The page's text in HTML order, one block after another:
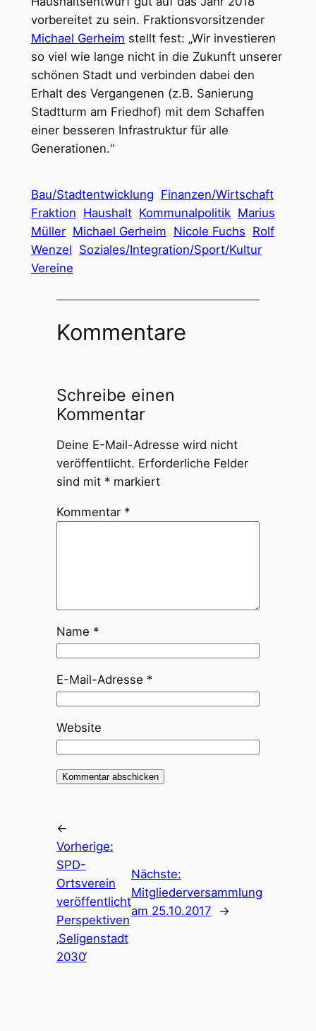
vorbereitet zu sein. Fraktionsvorsitzender
Michael Gerheim stellt fest: „Wir investieren
so viel wie lange nicht in die Zukunft unserer
schönen Stadt und verbinden dabei den
Erhalt des Vergangenen (z.B. Sanierung
Stadtturm am Friedhof) mit dem Schaffen
einer besseren Infrastruktur für alle
Generationen.“
Bau/Stadtentwicklung Finanzen/Wirtschaft
Fraktion Haushalt Kommunalpolitik Marius
Müller Michael Gerheim Nicole Fuchs Rolf
Wenzel Soziales/Integration/Sport/Kultur
Vereine
Kommentare
Schreibe einen
Kommentar
Deine E-Mail-Adresse wird nicht
veröffentlicht. Erforderliche Felder
sind mit *markiert
Kommentar *
Name *
E-Mail-Adresse *
Website
←
Vorherige:
SPD-
Ortsverein
veröffentlicht
Perspektiven
‚Seligenstadt
2030‘
Nächste:
Mitgliederversammlung
am 25.10.2017
→